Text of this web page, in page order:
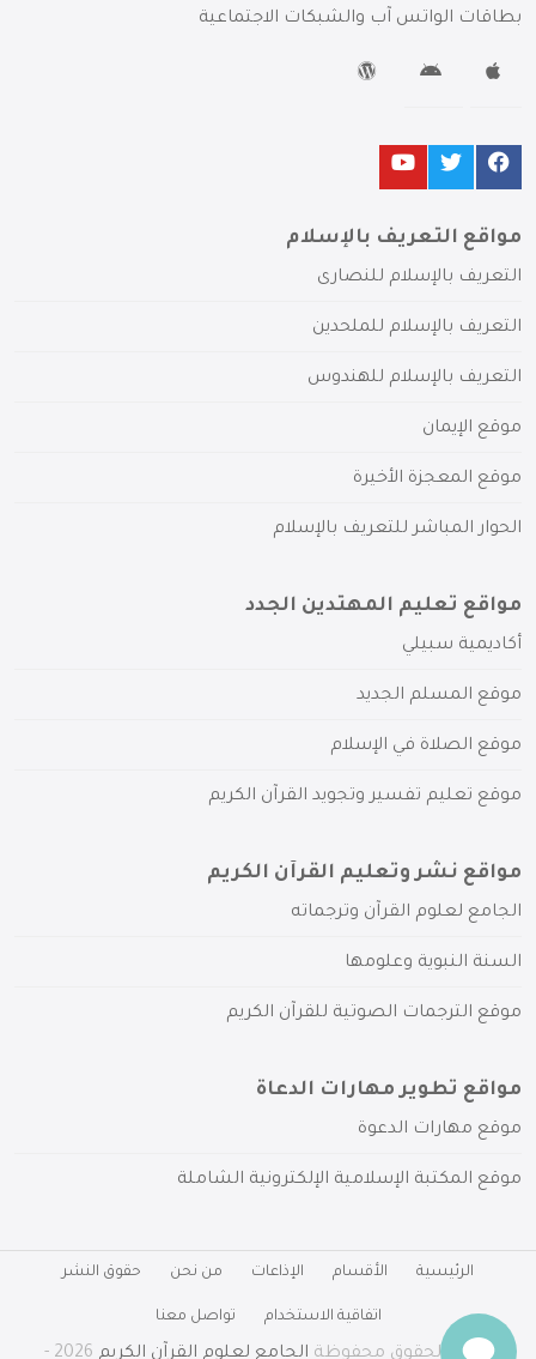
بطاقات الواتس آب والشبكات الاجتماعية
مواقع التعريف بالإسلام
التعريف بالإسلام للنصارى
التعريف بالإسلام للملحدين
التعريف بالإسلام للهندوس
موقع الإيمان
موقع المعجزة الأخيرة
الحوار المباشر للتعريف بالإسلام
مواقع تعليم المهتدين الجدد
أكاديمية سبيلي
موقع المسلم الجديد
موقع الصلاة في الإسلام
موقع تعليم تفسير وتجويد القرآن الكريم
مواقع نشر وتعليم القرآن الكريم
الجامع لعلوم القرآن وترجماته
السنة النبوية وعلومها
موقع الترجمات الصوتية للقرآن الكريم
مواقع تطوير مهارات الدعاة
موقع مهارات الدعوة
موقع المكتبة الإسلامية الإلكترونية الشاملة
الرئيسية الأقسام الإذاعات من نحن حقوق النشر
اتفاقية الاستخدام تواصل معنا
جميع الحقوق محفوظة الجامع لعلوم القرآن الكريم 2026 -